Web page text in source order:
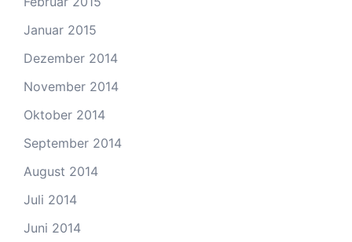
Januar 2015
Dezember 2014
November 2014
Oktober 2014
September 2014
August 2014
Juli 2014
Juni 2014